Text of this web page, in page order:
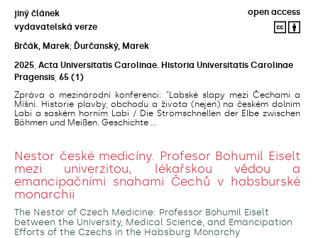
jiný článek
open access
vydavatelská verze
Brčák, Marek; Ďurčanský, Marek
2025 Acta Universitatis Carolinae. Historia Universitatis Carolinae
Pragensis 65 (1)
Zpráva o mezinárodní konferenci: "Labské slapy mezi Čechami a
Míšní. Historie plavby, obchodu a života (nejen) na českém dolním
Labi a saském horním Labi / Die Stromschnellen der Elbe zwischen
Böhmen und Meißen. Geschichte ...
Nestor české medicíny. Profesor Bohumil Eiselt
mezi univerzitou, lékařskou vědou a
emancipačními snahami Čechů v habsburské
monarchii
The Nestor of Czech Medicine: Professor Bohumil Eiselt
between the University, Medical Science, and Emancipation
Efforts of the Czechs in the Habsburg Monarchy